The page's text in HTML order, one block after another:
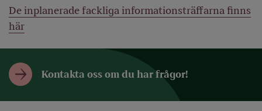
De inplanerade fackliga informationsträffarna finns
här
Kontakta oss om du har frågor!